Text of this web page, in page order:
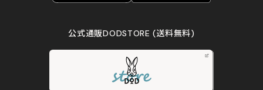
公式通販DODSTORE(送料無料)